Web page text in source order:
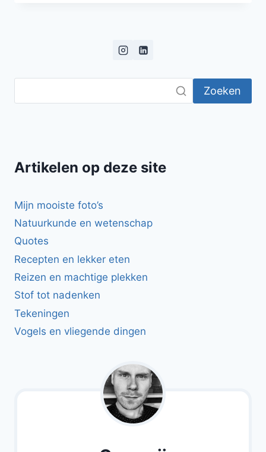
Zoeken
Artikelen op deze site
Mijn mooiste foto’s
Natuurkunde en wetenschap
Quotes
Recepten en lekker eten
Reizen en machtige plekken
Stof tot nadenken
Tekeningen
Vogels en vliegende dingen